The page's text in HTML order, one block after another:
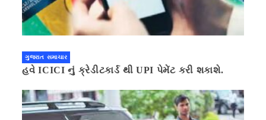
ગુજરાત સમાચાર
હવે ICICI નું ક્રેડીટકાર્ડ થી UPI પેમેંટ કરી શકાશે.